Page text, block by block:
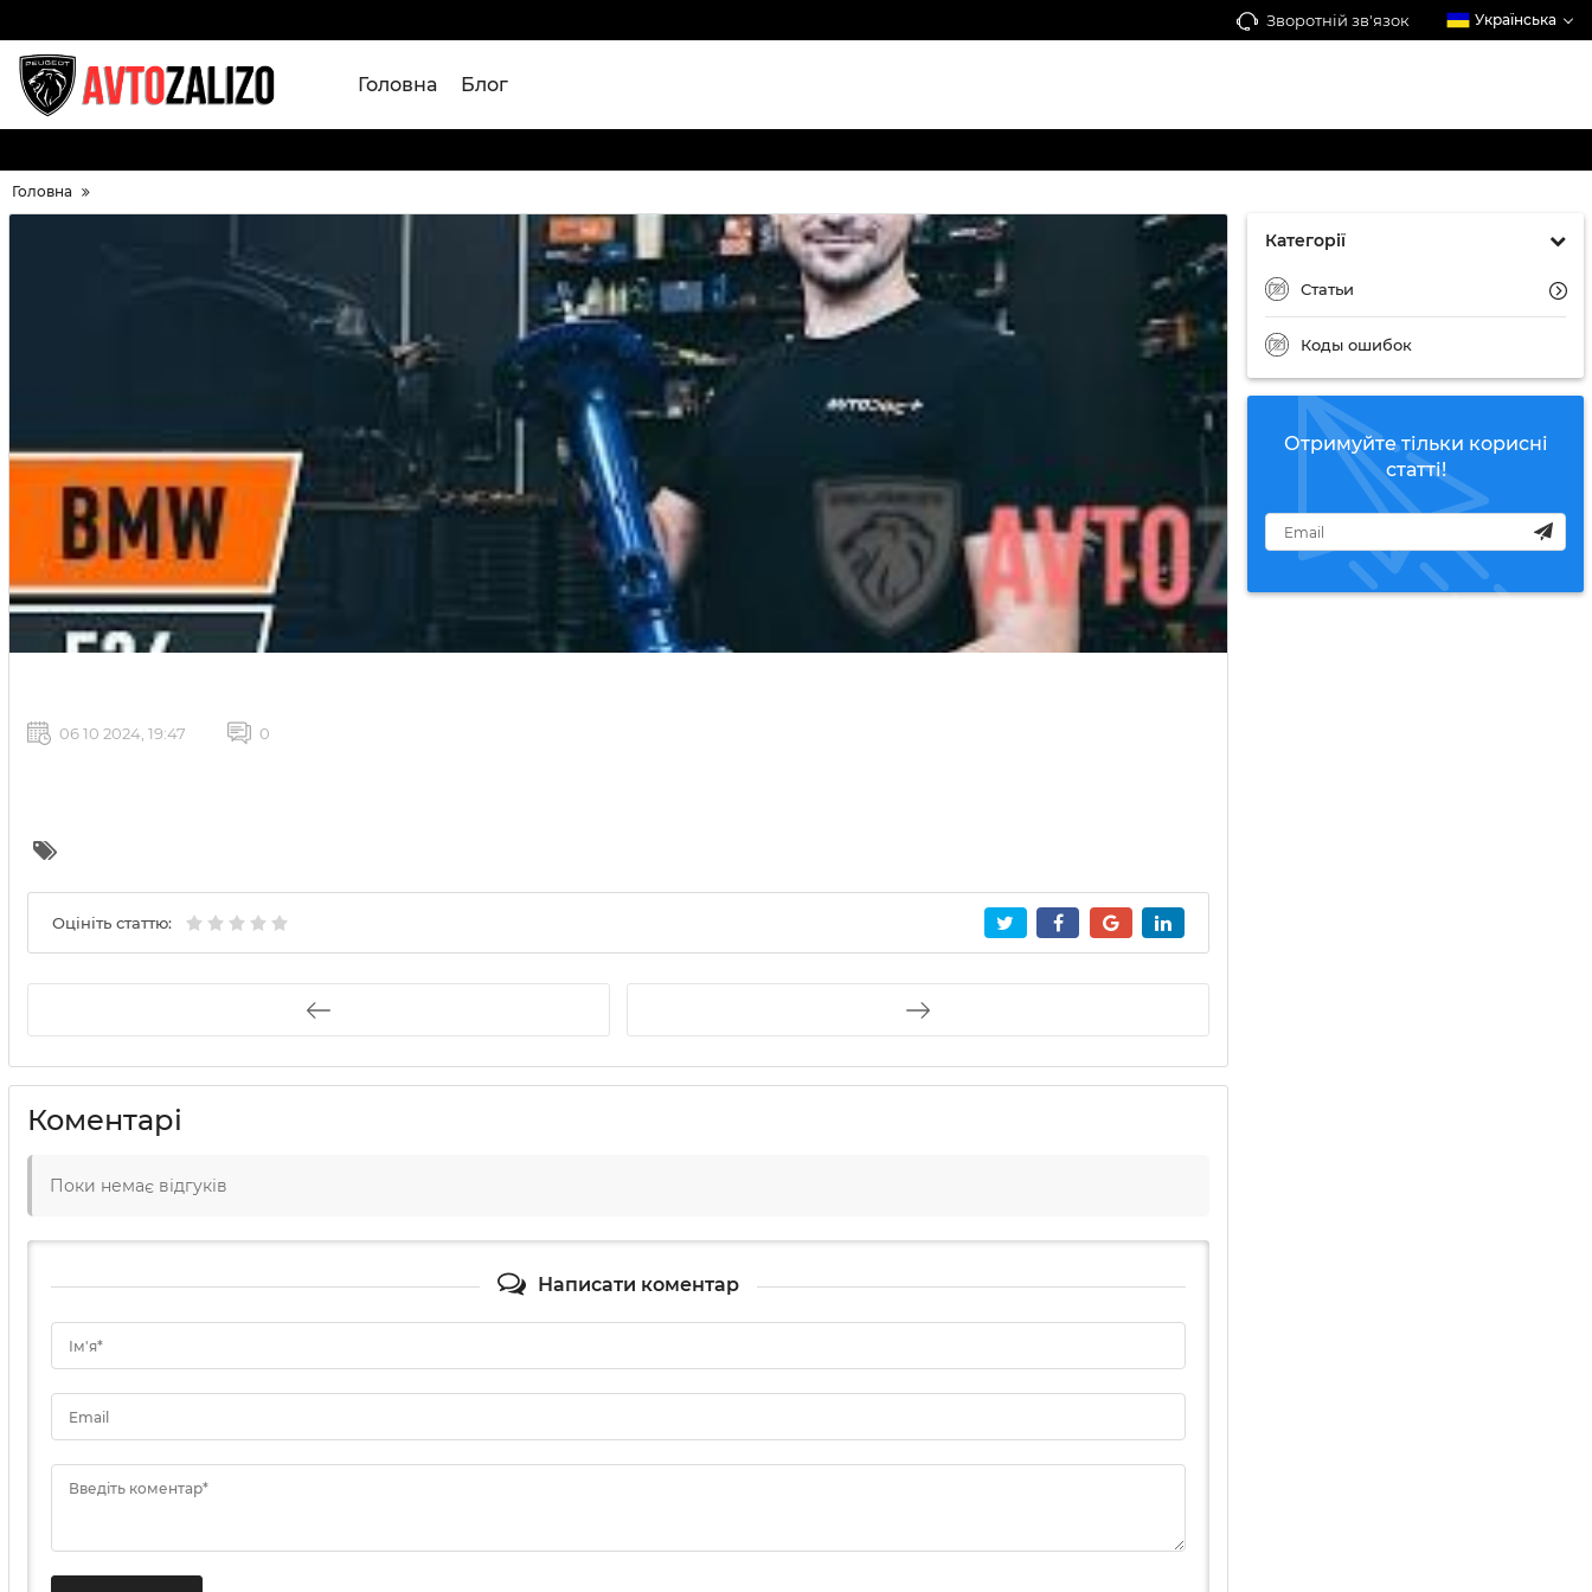
Зворотній зв'язок Українська
Головна Блог
Головна
Категорії
Статьи
Коды ошибок
Отримуйте тільки корисні
статті!
06 10 2024, 19:47 0
Оцініть статтю:
Коментарі
Поки немає відгуків
Написати коментар
Ім'я*
Email
Введіть коментар*